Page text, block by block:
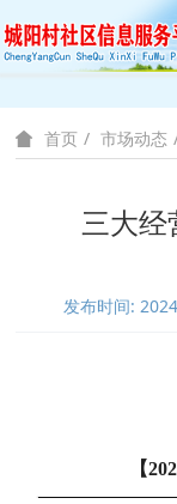
首页 市场动态
三大经
发布时间:
【